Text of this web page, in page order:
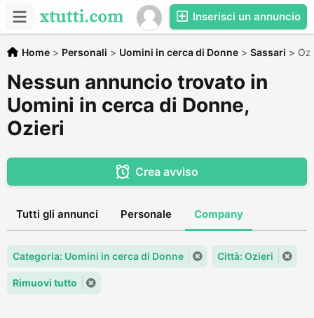
Inserisci un annuncio
Home > Personali > Uomini in cerca di Donne > Sassari >
Nessun annuncio trovato in
Uomini in cerca di Donne,
Ozieri
Crea avviso
Tutti gli annunci Personale Company
Categoria: Uomini in cerca di Donne Città: Ozieri
Rimuovi tutto